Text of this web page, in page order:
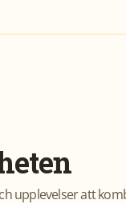
upplevelser att